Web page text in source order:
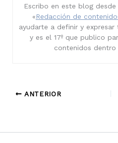
Escribo en este blog
«Redacción de
ayudarte a definir y
y es el 17º que publico
contenidos dentro
ANTERIOR